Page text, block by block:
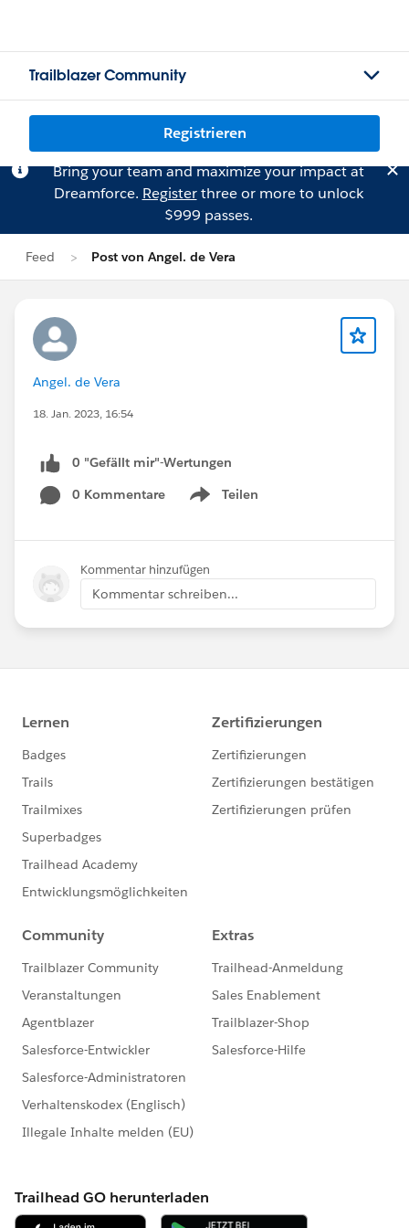
Trailblazer Community
Registrieren
Bring your team and maximize your impact at
Dreamforce. Registerthree or more to unlock
$999 passes.
Feed Post von Angel. de Vera
Angel. de Vera
18. Jan. 2023, 16:54
0 "Gefällt mir"-Wertungen
0 Kommentare
Teilen
Show menu
Kommentar hinzufügen
Kommentar schreiben...